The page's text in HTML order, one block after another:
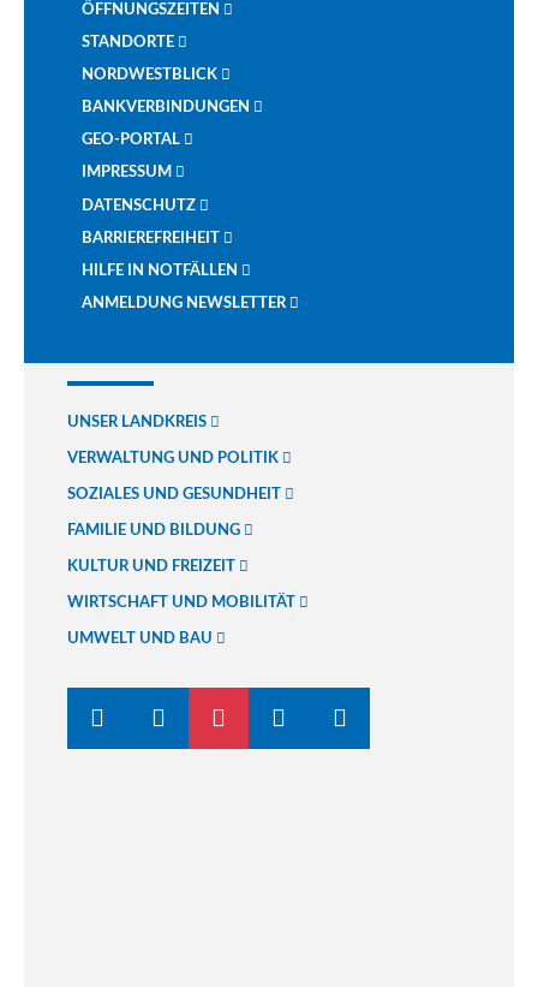
ÖFFNUNGSZEITEN
STANDORTE
NORDWESTBLICK
BANKVERBINDUNGEN
GEO-PORTAL
IMPRESSUM
DATENSCHUTZ
BARRIEREFREIHEIT
HILFE IN NOTFÄLLEN
ANMELDUNG NEWSLETTER
UNSER LANDKREIS
VERWALTUNG UND POLITIK
SOZIALES UND GESUNDHEIT
FAMILIE UND BILDUNG
KULTUR UND FREIZEIT
WIRTSCHAFT UND MOBILITÄT
UMWELT UND BAU